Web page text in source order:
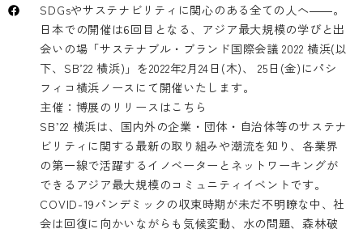
SDGsやサステナビリティに関心のある全ての人へ――。
日本での開催は6回目となる、アジア最大規模の学びと出
会いの場「サステナブル・ブランド国際会議 2022 横浜(以
下、SB’22 横浜)」を2022年2月24日(木)、 25日(金)にパシ
フィコ横浜ノースにて開催いたします。
主催：博展のリリースはこちら
SB’22 横浜は、国内外の企業・団体・自治体等のサステナ
ビリティに関する最新の取り組みや潮流を知り、各業界
の第一線で活躍するイノベーターとネットワーキングが
できるアジア最大規模のコミュニティイベントです。
COVID-19パンデミックの収束時期が未だ不明瞭な中、社
会は回復に向かいながらも気候変動、水の問題、森林破